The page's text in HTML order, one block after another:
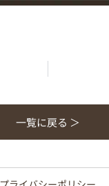
一覧に戻る ＞